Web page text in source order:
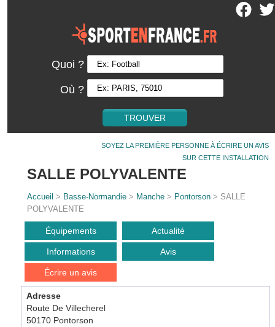
Quoi ?
Où ?
SOYEZ LA PREMIÈRE PERSONNE À ÉCRIRE UN AVIS
SUR CETTE INSTALLATION
SALLE POLYVALENTE
Accueil > Basse-Normandie > Manche > Pontorson > SALLE
POLYVALENTE
Équipements Actualité
Informations Avis
Écrire un avis
Adresse
Route De Villecherel
50170 Pontorson